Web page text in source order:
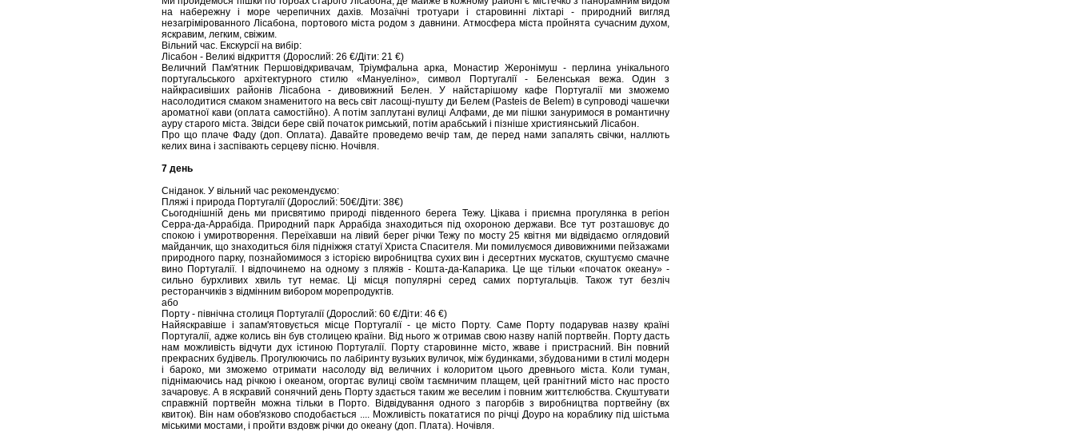
на набережну і море черепичних дахів. Мозаїчні тротуари і старовинні ліхтарі - природний вигляд
незагрімірованного Лісабона, портового міста родом з давнини. Атмосфера міста пройнята сучасним духом,
яскравим, легким, свіжим.
Вільний час. Екскурсії на вибір:
Лісабон - Великі відкриття (Дорослий: 26 €/Діти: 21 €)
Величний Пам'ятник Першовідкривачам, Тріумфальна арка, Монастир Жеронімуш - перлина унікального
португальського архітектурного стилю «Мануеліно», символ Португалії - Беленськая вежа. Один з
найкрасивіших районів Лісабона - дивовижний Белен. У найстарішому кафе Португалії ми зможемо
насолодитися смаком знаменитого на весь світ ласощі-пушту ди Белем (Pasteis de Belem) в супроводі чашечки
ароматної кави (оплата самостійно). А потім заплутані вулиці Алфами, де ми пішки зануримося в романтичну
ауру старого міста. Звідси бере свій початок римський, потім арабський і пізніше християнський Лісабон.
Про що плаче Фаду (доп. Оплата). Давайте проведемо вечір там, де перед нами запалять свічки, наллють
келих вина і заспівають серцеву пісню. Ночівля.
7 день
Сніданок. У вільний час рекомендуємо:
Пляжі і природа Португалії (Дорослий: 50€/Діти: 38€)
Сьогоднішній день ми присвятимо природі південного берега Тежу. Цікава і приємна прогулянка в регіон
Серра-да-Аррабіда. Природний парк Аррабіда знаходиться під охороною держави. Все тут розташовує до
спокою і умиротворення. Переїхавши на лівий берег річки Тежу по мосту 25 квітня ми відвідаємо оглядовий
майданчик, що знаходиться біля підніжжя статуї Христа Спасителя. Ми помилуємося дивовижними пейзажами
природного парку, познайомимося з історією виробництва сухих вин і десертних мускатов, скуштуємо смачне
вино Португалії. І відпочинемо на одному з пляжів - Кошта-да-Капарика. Це ще тільки «початок океану» -
сильно бурхливих хвиль тут немає. Ці місця популярні серед самих португальців. Також тут безліч
ресторанчиків з відмінним вибором морепродуктів.
або
Порту - північна столиця Португалії (Дорослий: 60 €/Діти: 46 €)
Найяскравіше і запам'ятовується місце Португалії - це місто Порту. Саме Порту подарував назву країні
Португалії, адже колись він був столицею країни. Від нього ж отримав свою назву напій портвейн. Порту дасть
нам можливість відчути дух істиною Португалії. Порту старовинне місто, жваве і пристрасний. Він повний
прекрасних будівель. Прогулюючись по лабіринту вузьких вуличок, між будинками, збудованими в стилі модерн
і бароко, ми зможемо отримати насолоду від величних і колоритом цього древнього міста. Коли туман,
піднімаючись над річкою і океаном, огортає вулиці своїм таємничим плащем, цей гранітний місто нас просто
зачаровує. А в яскравий сонячний день Порту здається таким же веселим і повним життєлюбства. Скуштувати
справжній портвейн можна тільки в Порто. Відвідування одного з пагорбів з виробництва портвейну (вх
квиток). Він нам обов'язково сподобається .... Можливість покататися по річці Доуро на кораблику під шістьма
міськими мостами, і пройти вздовж річки до океану (доп. Плата). Ночівля.